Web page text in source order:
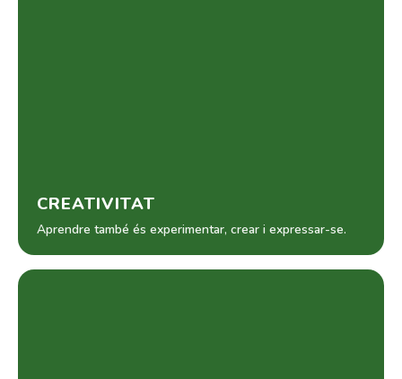
CREATIVITAT
Aprendre també és experimentar, crear i expressar-se.